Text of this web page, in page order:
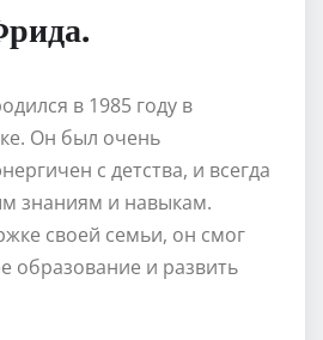
в 1985 году в
Он был очень
с детства, и всегда
знаниям и навыкам.
своей семьи, он смог
образование и развить